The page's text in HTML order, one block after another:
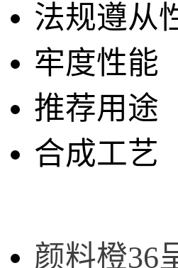
法规遵从
牢度性能
推荐用途
合成工艺
颜料橙36